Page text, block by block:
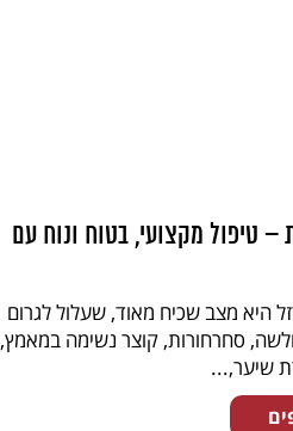
– טיפול מקצועי, בטוח ונוח עם
היא מצב שכיח מאוד, שעלול לגרום
סחרחורות, קוצר נשימה במאמץ,
שיער,...